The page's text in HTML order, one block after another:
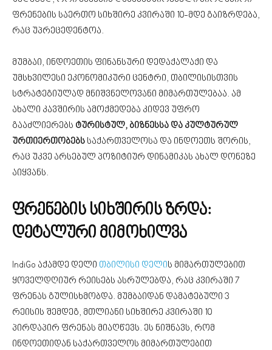
ფრენების საერთო სიხშირე კვირაში 10-მდე გაიზრდება,
რაც უპრეცედენტოა.
მუმბაი, ინდოეთის ფინანსური დედაქალაქი და
უმსხვილესი ეკონომიკური ცენტრი, თბილისისთვის
სტრატეგიულად მნიშვნელოვანი მიმართულებაა. ამ
ახალი კავშირის ამოქმედება კიდევ უფრო
გააძლიერებს ტურისტულ, ბიზნესსა და კულტურულ
ურთიერთობებს საქართველოსა და ინდოეთს შორის,
რაც უკვე არსებულ პოზიტიურ დინამიკას ახალ დონეზე
აიყვანს.
ფრენების სიხშირის ზრდა:
დეტალური მიმოხილვა
IndiGo აქამდე დელი თბილისი დელის მიმართულებით
ყოველდღიურ რეისებს ასრულებდა, რაც კვირაში 7
ფრენას გულისხმობდა. მუმბაიდან დამატებული 3
რეისის შემდეგ, მთლიანი სიხშირე კვირაში 10
პირდაპირ ფრენას მიაღწევს. ეს ნიშნავს, რომ
ინდოეთიდან საქართველოს მიმართულებით